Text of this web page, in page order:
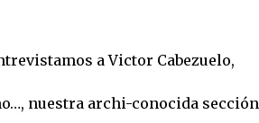
a Victor Cabezuelo,
nuestra archi-conocida sección